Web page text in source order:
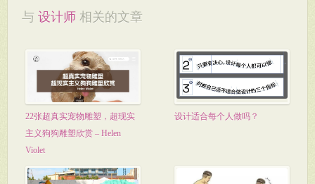
与 设计师 相关的文章
22张超真实宠物雕塑，超现实
主义狗狗雕塑欣赏 – Helen
Violet
设计适合每个人做吗？